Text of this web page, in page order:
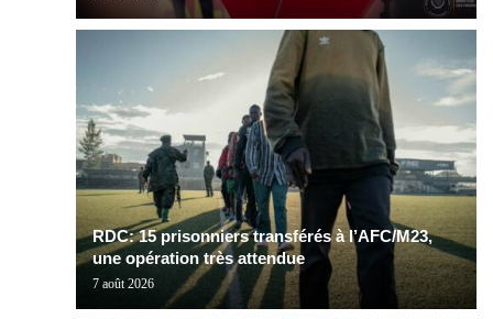
RDC: 15 prisonniers transférés à l’AFC/M23,
une opération très attendue
7 août 2026